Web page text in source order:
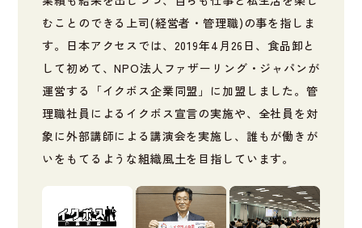
むことのできる上司(経営者・管理職)の事を指しま
す。日本アクセスでは、2019年4月26日、食品卸と
して初めて、NPO法人ファザーリング・ジャパンが
運営する「イクボス企業同盟」に加盟しました。管
理職社員によるイクボス宣言の実施や、全社員を対
象に外部講師による講演会を実施し、誰もが働きが
いをもてるような組織風土を目指しています。